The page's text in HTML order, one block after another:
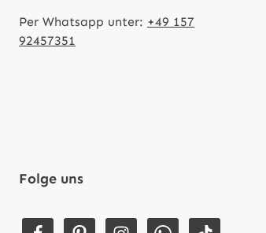
Per Whatsapp unter: +49 157
92457351
Folge uns